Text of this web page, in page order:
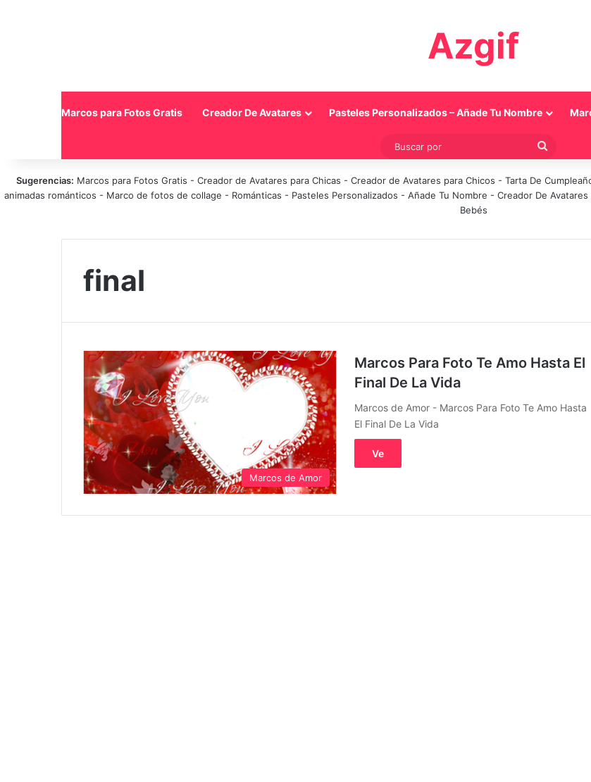
Azgif
Marcos para Fotos Gratis Creador De Avatares Pasteles Personalizados – Añade Tu Nombre
Buscar
Sugerencias: Marcos para Fotos Gratis - Creador de Avatares para Chicas - Creador de Avatares para Chicos - Tarta De
animadas románticos - Marco de fotos de collage - Románticas - Pasteles Personalizados - Añade Tu Nombre - Creador De Avatares
Bebés
final
Marcos de Amor
Marcos Para Foto Te Amo Hasta El
Final De La Vida
Marcos de Amor - Marcos Para Foto Te Amo Hasta
El Final De La Vida
Ve